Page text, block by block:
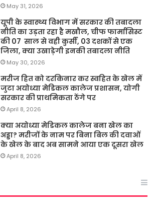
May 31, 2026
यूपी के स्वास्थ्य विभाग में सरकार की तबादला
नीति का उड़ता रहा है मखौल, चीफ फार्मासिस्ट
की 07 साल से वही कुर्सी, 03 दशकों से एक
जिला, क्या उखाड़ेगी इनकी तबादला नीति
May 30, 2026
मरीज हित को दरकिनार कर स्वहित के खेल में
जुटा अयोध्या मेडिकल कालेज प्रशासन, योगी
सरकार की प्राथमिकता ठेंगे पर
April 8, 2026
क्या अयोध्या मेडिकल कालेज बना खेल का
अड्डा? मरीजों के नाम पर बिना बिल की दवाओं
के खेल के बाद अब सामने आया एक दूसरा खेल
April 8, 2026